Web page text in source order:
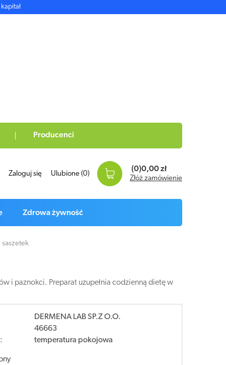
Producenci
Zaloguj się Ulubione (0)
(0)0,00 zł
Złóż zamówienie
Zdrowa żywność
saszetek
i paznokci. Preparat uzupełnia codzienną dietę w
DERMENA LAB SP.Z O.O.
46663
temperatura pokojowa